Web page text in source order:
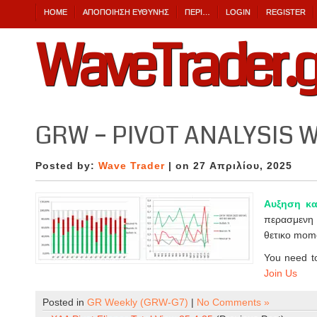
HOME ΑΠΟΠΟΊΗΣΗ ΕΎΘΥΝΗΣ ΠΕΡΙ… LOGIN REGISTER
GRW – PIVOT ANALYSIS
Posted by: Wave Trader | on 27 Απριλίου, 2025
Αυξηση
περασμενη
θετικο
You need
Join Us
Posted in GR Weekly (GRW-G7) | No Comments »